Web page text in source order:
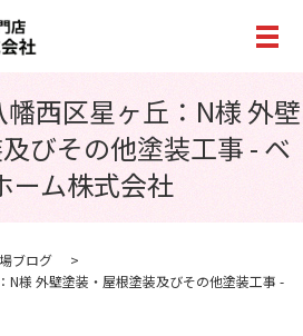
メ
幡西区星ヶ丘：N様 外壁
びその他塗装工事 - ベ
ーム株式会社
ブログ
N様 外壁塗装・屋根塗装及びその他塗装工事 -